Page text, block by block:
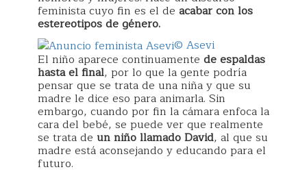
feminista cuyo fin es el de acabar con los
estereotipos de género.
© Asevi
El niño aparece continuamente de espaldas
hasta el final, por lo que la gente podría
pensar que se trata de una niña y que su
madre le dice eso para animarla. Sin
embargo, cuando por fin la cámara enfoca la
cara del bebé, se puede ver que realmente
se trata de un niño llamado David, al que su
madre está aconsejando y educando para el
futuro.